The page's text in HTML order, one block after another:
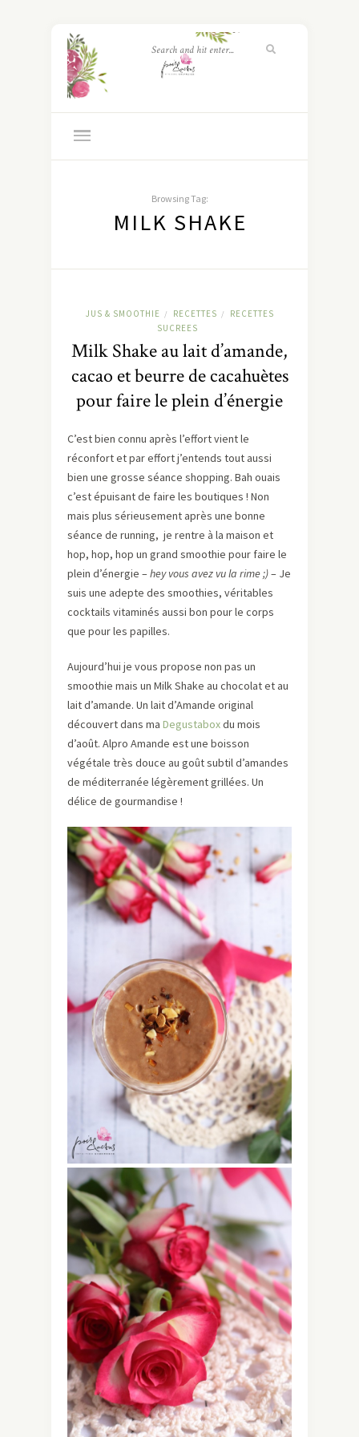
Browsing Tag:
MILK SHAKE
JUS & SMOOTHIE / RECETTES /
RECETTES
SUCREES
Milk Shake au lait d’amande,
cacao et beurre de cacahuètes
pour faire le plein d’énergie
C’est bien connu après l’effort vient le
réconfort et par effort j’entends tout aussi
bien une grosse séance shopping. Bah ouais
c’est épuisant de faire les boutiques ! Non
mais plus sérieusement après une bonne
séance de running, je rentre à la maison et
hop, hop, hop un grand smoothie pour faire le
plein d’énergie –hey vous avez vu la rime ;)– Je
suis une adepte des smoothies, véritables
cocktails vitaminés aussi bon pour le corps
que pour les papilles.
Aujourd’hui je vous propose non pas un
smoothie mais un Milk Shake au chocolat et au
lait d’amande. Un lait d’Amande original
découvert dans ma Degustaboxdu mois
d’août. Alpro Amande est une boisson
végétale très douce au goût subtil d’amandes
de méditerranée légèrement grillées. Un
délice de gourmandise !